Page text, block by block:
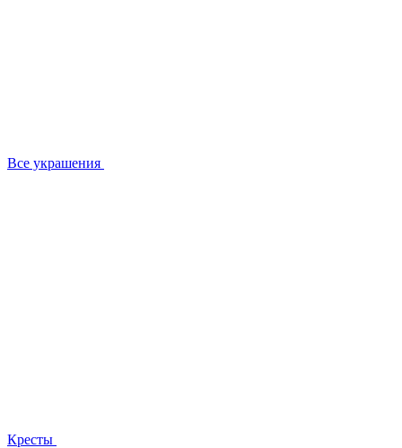
Все украшения
Кресты